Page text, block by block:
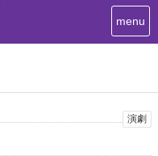
T
o
menu
演劇